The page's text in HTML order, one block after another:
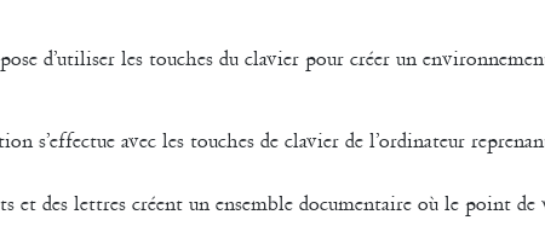
d’utiliser les touches du clavier pour créer un
avec les touches de clavier de l’ordinateur
et des lettres créent un ensemble documentaire où le point de